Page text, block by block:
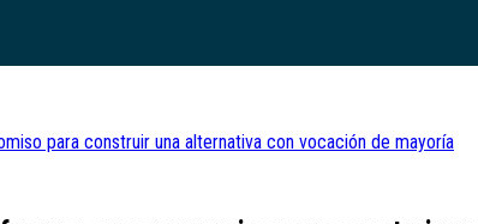
para construir una alternativa con vocación de mayoría